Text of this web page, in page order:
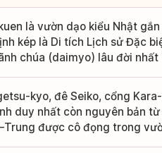
là vườn dạo kiểu Nhật
kép là Di tích Lịch sử Đặc
chúa (daimyo) lâu đời nhất
kyo, đê Seiko, cổng
duy nhất còn nguyên bản
được cô đọng trong